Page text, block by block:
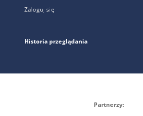
Zaloguj się
Historia przeglądania
Partnerzy: